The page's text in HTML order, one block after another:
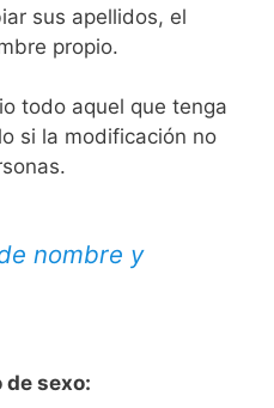
sus apellidos, el
propio.
todo aquel que tenga
si la modificación no
nombre y
sexo: